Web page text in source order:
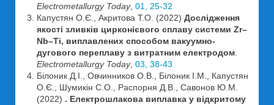
Electrometallurgy Today, 01, 25-32
Капустян О.Є., Акритова Т.О. (2022) Дослідження
якості зливків цирконієвого сплаву системи Zr–
Nb–Ti, виплавлених способом вакуумно-
дугового переплаву з витратним електродом
Electrometallurgy Today, 03, 38-43
Білоник Д.І., Овчинников О.В., Білоник І.М., Капустян
О.Є., Шумикін С.О., Распорня Д.В., Савонов Ю.М.
(2022) . Електрошлакова виплавка у відкритому